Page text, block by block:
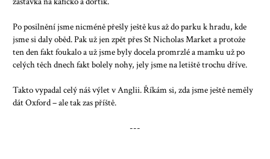
Po posilnění jsme nicméně přešly ještě kus až do parku k hradu, kde
jsme si daly oběd. Pak už jen zpět přes St Nicholas Market a protože
ten den fakt foukalo a už jsme byly docela promrzlé a mamku už po
celých těch dnech fakt bolely nohy, jely jsme na letiště trochu dříve.
Takto vypadal celý náš výlet v Anglii. Říkám si, zda jsme ještě neměly
dát Oxford – ale tak zas příště.
---